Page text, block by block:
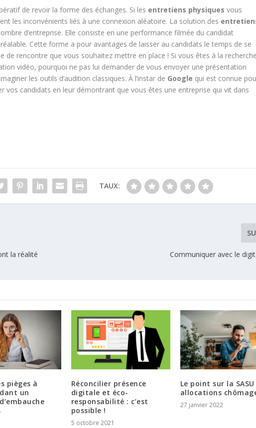
de revoir la forme des échanges. Si les entretiens physiques vous
les inconvénients liés à une connexion aléatoire. La solution des
d’entreprise. Elle consiste en une performance filmée du candidat
Cette forme a pour avantages de laisser au candidats le temps de se
de rencontre que vous souhaitez mettre en place ! Si vous êtes à la
vidéo, pourquoi ne pas lui demander de vous envoyer une présentation
les outils d’audition classiques. À l’instar de Google qui est connue
vos candidats en leur démontrant que vous êtes une entreprise qui vit dans
TAUX:
la réalité
Communiquer avec le
pièges à
un
Réconcilier présence
digitale et éco-
responsabilité : c’est
possible !
5 octobre 2021
Le point sur la
allocations
27 janvier 2022